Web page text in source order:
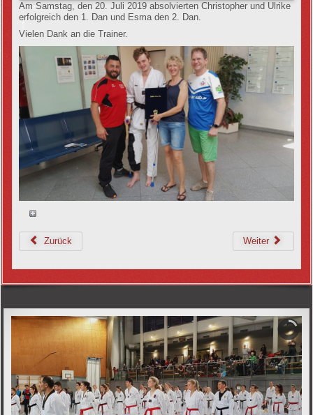
Am Samstag, den 20. Juli 2019 absolvierten Christopher und Ulrike
erfolgreich den 1. Dan und Esma den 2. Dan.
Vielen Dank an die Trainer.
Zurück Weiter